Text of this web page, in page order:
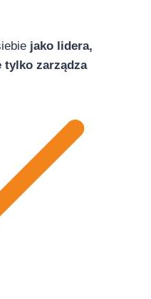
jako lidera,
tylko zarządza